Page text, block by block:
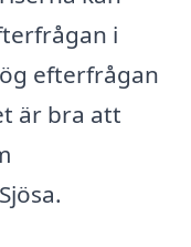
i
efterfrågan
är bra att